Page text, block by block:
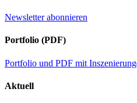
Newsletter abonnieren
Portfolio (PDF)
Portfolio und PDF mit
Aktuell